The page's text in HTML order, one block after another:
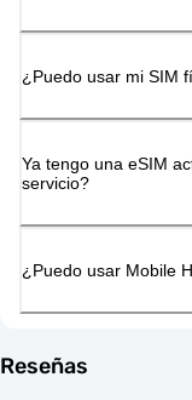
¿Puedo usar mi SIM
Ya tengo una eSIM
servicio?
¿Puedo usar Mobile
Reseñas